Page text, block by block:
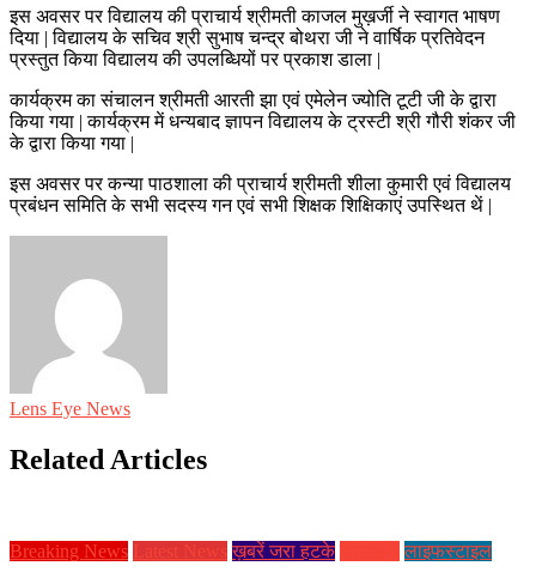
इस अवसर पर विद्यालय की प्राचार्य श्रीमती काजल मुख़र्जी ने स्वागत भाषण
दिया | विद्यालय के सचिव श्री सुभाष चन्द्र बोथरा जी ने वार्षिक प्रतिवेदन
प्रस्तुत किया विद्यालय की उपलब्धियों पर प्रकाश डाला |
कार्यक्रम का संचालन श्रीमती आरती झा एवं एमेलेन ज्योति टूटी जी के द्वारा
किया गया | कार्यक्रम में धन्यबाद ज्ञापन विद्यालय के ट्रस्टी श्री गौरी शंकर जी
के द्वारा किया गया |
इस अवसर पर कन्या पाठशाला की प्राचार्य श्रीमती शीला कुमारी एवं विद्यालय
प्रबंधन समिति के सभी सदस्य गन एवं सभी शिक्षक शिक्षिकाएं उपस्थित थें |
Lens Eye News
Related Articles
Breaking News Latest News ख़बरें जरा हटके लाइफस्टाइल